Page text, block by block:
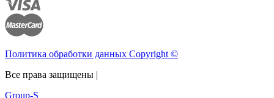
Политика обработки данных Copyright ©
Все права защищены |
Group-S